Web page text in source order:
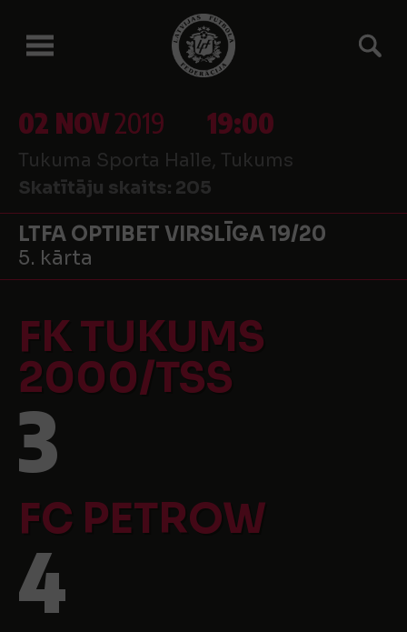
02 NOV2019 19:00
Tukuma Sporta Halle, Tukums
Skatītāju skaits: 205
LTFA OPTIBET VIRSLĪGA 19/20
5. kārta
FK TUKUMS
2000/TSS
3
FC PETROW
4